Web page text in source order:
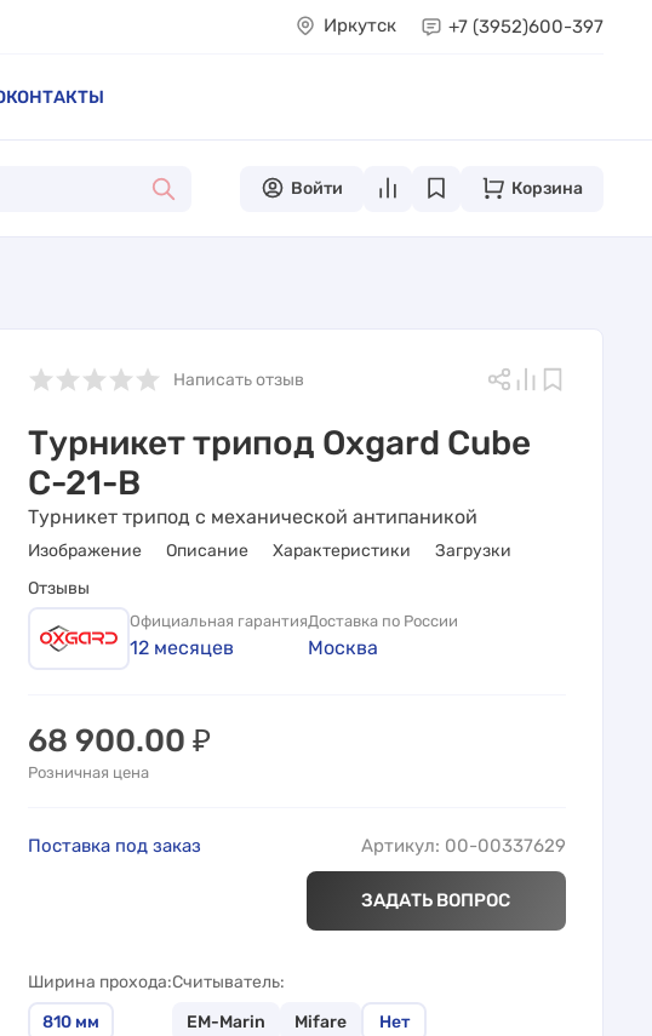
Иркутск +7 (3952)600-397
КОНТАКТЫ
Войти Корзина
Написать отзыв
Турникет трипод Oxgard Cube
C-21-B
Турникет трипод с механической антипаникой
Изображение Описание Характеристики
Загрузки
Отзывы
Официальная гарантия
12 месяцев
Доставка по России
Москва
68 900.00 ₽
Розничная цена
Поставка под заказ Артикул: 00-00337629
ЗАДАТЬ ВОПРОС
Ширина прохода
810 мм
Считыватель
EM-Marin
Mifare Нет